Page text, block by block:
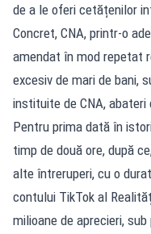
de a le oferi cetățenilor
Concret, CNA, printr-o
amendat în mod repetat
excesiv de mari de bani,
instituite de CNA,
Pentru prima dată în
timp de două ore, după
alte întreruperi, cu o
contului TikTok al
milioane de aprecieri,